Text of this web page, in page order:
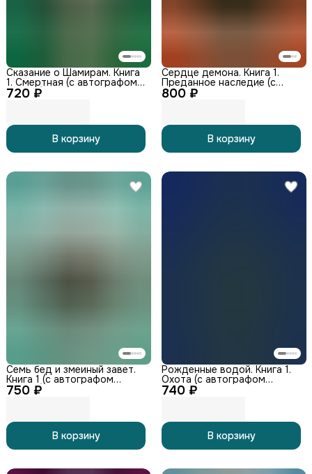
720 ₽
Сказание о Шамирам. Книга
1. Смертная (с автографом
автора)
В корзину
800 ₽
Сердце демона. Книга 1.
Преданное наследие (с
автографом автора)
В корзину
750 ₽
Семь бед и змеиный завет.
Книга 1 (с автографом
автора)
В корзину
740 ₽
Рожденные водой. Книга 1.
Охота (с автографом
автора)
В корзину